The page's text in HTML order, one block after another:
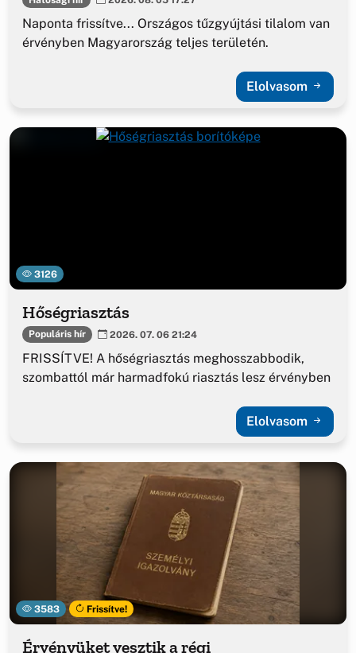
Naponta frissítve... Országos tűzgyújtási tilalom van
érvényben Magyarország teljes területén.
Elolvasom
3126
Hőségriasztás
Populáris hír 2026. 07. 06 21:24
FRISSÍTVE! A hőségriasztás meghosszabbodik,
szombattól már harmadfokú riasztás lesz érvényben
Elolvasom
3583 Frissítve!
Érvényüket vesztik a régi